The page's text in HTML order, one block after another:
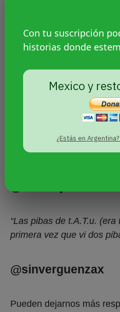
Con tu suscripción
historias donde
Mexico y
¿Estás en
“Ya más entrada en el
joven también estuvo
que la hayan cancelado”.
“Las pibas de t.A.T.u.
primera vez que vi dos
@sinverguenzax
Pueden dejarnos más